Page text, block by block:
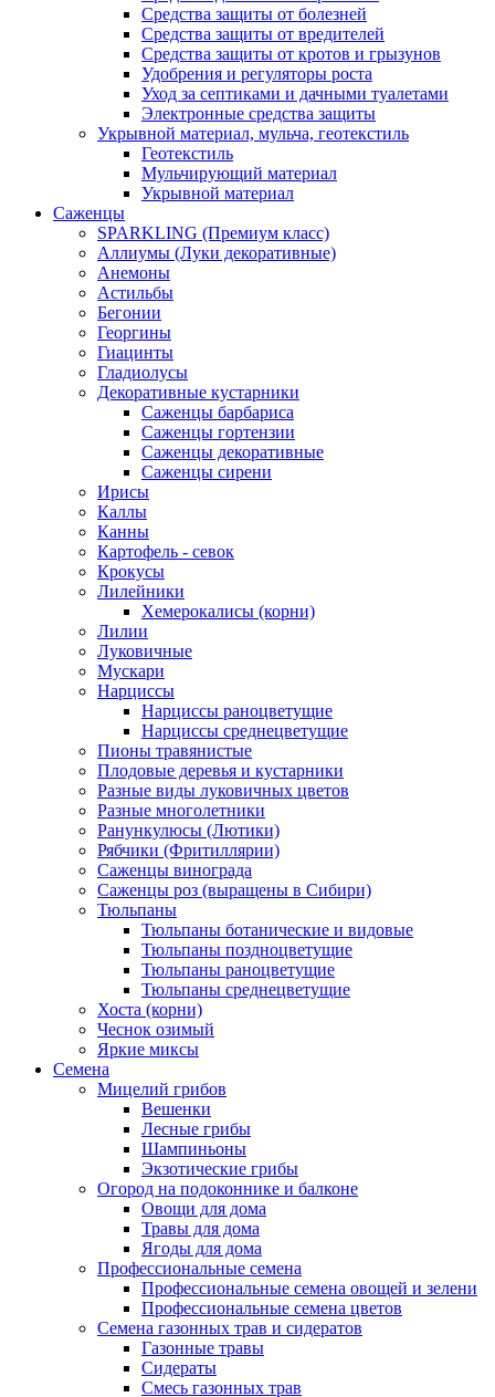
Средства защиты от болезней
Средства защиты от вредителей
Средства защиты от кротов и грызунов
Удобрения и регуляторы роста
Уход за септиками и дачными туалетами
Электронные средства защиты
Укрывной материал, мульча, геотекстиль
Геотекстиль
Мульчирующий материал
Укрывной материал
Саженцы
SPARKLING (Премиум класс)
Аллиумы (Луки декоративные)
Анемоны
Астильбы
Бегонии
Георгины
Гиацинты
Гладиолусы
Декоративные кустарники
Саженцы барбариса
Саженцы гортензии
Саженцы декоративные
Саженцы сирени
Ирисы
Каллы
Канны
Картофель - севок
Крокусы
Лилейники
Хемерокалисы (корни)
Лилии
Луковичные
Мускари
Нарциссы
Нарциссы раноцветущие
Нарциссы среднецветущие
Пионы травянистые
Плодовые деревья и кустарники
Разные виды луковичных цветов
Разные многолетники
Ранункулюсы (Лютики)
Рябчики (Фритиллярии)
Саженцы винограда
Саженцы роз (выращены в Сибири)
Тюльпаны
Тюльпаны ботанические и видовые
Тюльпаны поздноцветущие
Тюльпаны раноцветущие
Тюльпаны среднецветущие
Хоста (корни)
Чеснок озимый
Яркие миксы
Семена
Мицелий грибов
Вешенки
Лесные грибы
Шампиньоны
Экзотические грибы
Огород на подоконнике и балконе
Овощи для дома
Травы для дома
Ягоды для дома
Профессиональные семена
Профессиональные семена овощей и зелени
Профессиональные семена цветов
Семена газонных трав и сидератов
Газонные травы
Сидераты
Смесь газонных трав